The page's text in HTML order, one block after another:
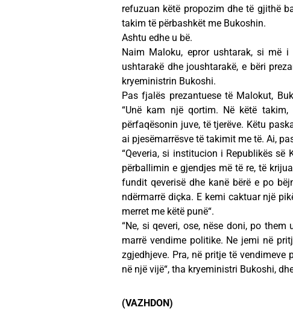
refuzuan këtë propozim dhe të gjithë
takim të përbashkët me Bukoshin.
Ashtu edhe u bë.
Naim Maloku, epror ushtarak, si më
ushtarakë dhe joushtarakë, e bëri
kryeministrin Bukoshi.
Pas fjalës prezantuese të Malokut,
“Unë kam një qortim. Në këtë
përfaqësonin juve, të tjerëve. Këtu
ai pjesëmarrësve të takimit me të. Ai,
“Qeveria, si institucion i Republikës së
përballimin e gjendjes më të re, të
fundit qeverisë dhe kanë bërë e po
ndërmarrë diçka. E kemi caktuar një
merret me këtë punë“.
“Ne, si qeveri, ose, nëse doni, po
marrë vendime politike. Ne jemi në
zgjedhjeve. Pra, në pritje të
në një vijë“, tha kryeministri Bukoshi,
(VAZHDON)